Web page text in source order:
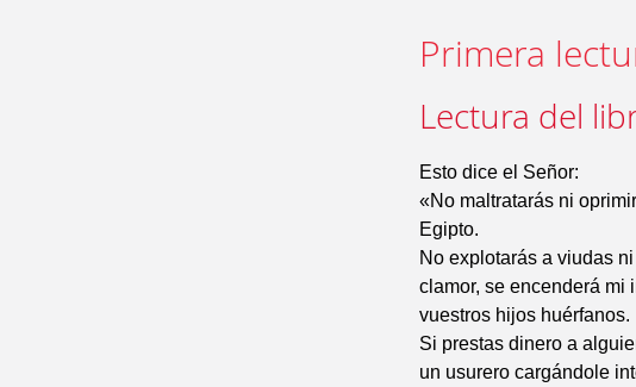
Primera
Lectura del
Esto dice el Señor:
«No maltratarás ni
Egipto.
No explotarás a viudas
clamor, se encenderá mi
vuestros hijos huérfanos.
Si prestas dinero a
un usurero cargándole